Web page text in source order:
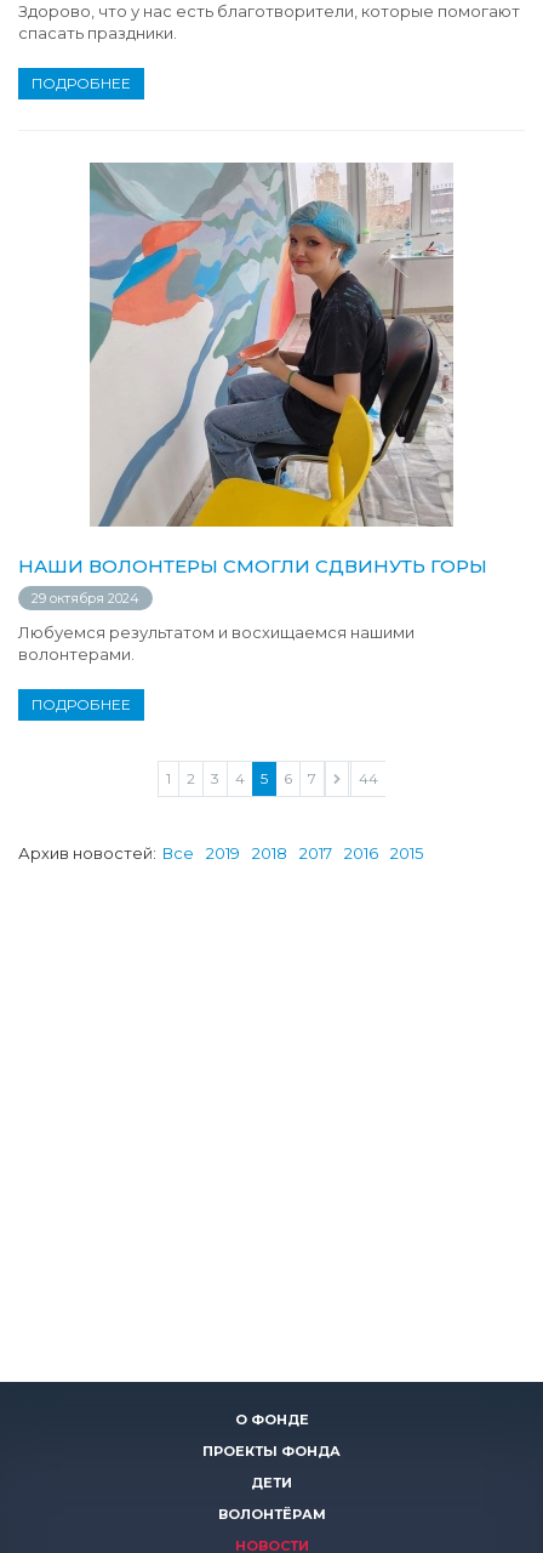
Здорово, что у нас есть благотворители, которые помогают
спасать праздники.
ПОДРОБНЕЕ
НАШИ ВОЛОНТЕРЫ СМОГЛИ СДВИНУТЬ ГОРЫ
29 октября 2024
Любуемся результатом и восхищаемся нашими
волонтерами.
ПОДРОБНЕЕ
1 2 3 4 5 6 7 ... 44
Архив новостей: Все 2019 2018 2017 2016 2015
О ФОНДЕ
ПРОЕКТЫ ФОНДА
ДЕТИ
ВОЛОНТЁРАМ
НОВОСТИ